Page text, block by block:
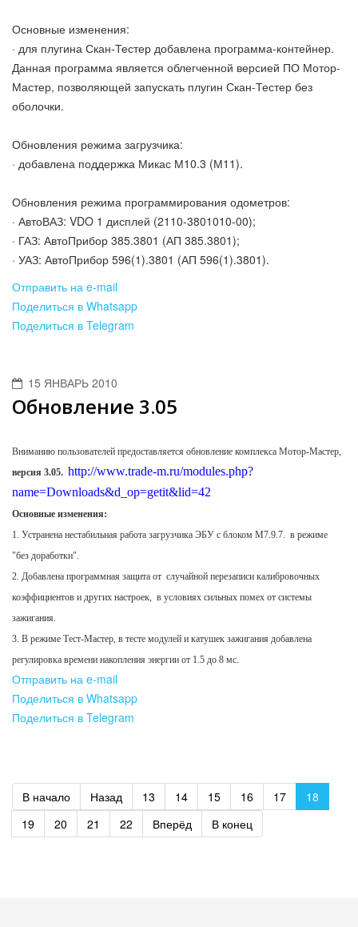
Основные изменения:
· для плугина Скан-Тестер добавлена программа-контейнер.
Данная программа является облегченной версией ПО Мотор-
Мастер, позволяющей запускать плугин Скан-Тестер без
оболочки.
Обновления режима загрузчика:
· добавлена поддержка Микас М10.3 (М11).
Обновления режима программирования одометров:
· АвтоВАЗ: VDO 1 дисплей (2110-3801010-00);
· ГАЗ: АвтоПрибор 385.3801 (АП 385.3801);
· УАЗ: АвтоПрибор 596(1).3801 (АП 596(1).3801).
Отправить на e-mail
Поделиться в Whatsapp
Поделиться в Telegram
15 ЯНВАРЬ 2010
Обновление 3.05
Вниманию пользователей предоставляется обновление комплекса Мотор-Мастер,
версия 3.05. http://www.trade-m.ru/modules.php?
name=Downloads&d_op=getit&lid=42
Основные изменения:
1. Устранена нестабильная работа загрузчика ЭБУ с блоком М7.9.7. в режиме
"без доработки".
2. Добавлена программная защита от случайной перезаписи калибровочных
коэффициентов и других настроек, в условиях сильных помех от системы
зажигания.
3. В режиме Тест-Мастер, в тесте модулей и катушек зажигания добавлена
регулировка времени накопления энергии от 1.5 до 8 мс.
Отправить на e-mail
Поделиться в Whatsapp
Поделиться в Telegram
В начало Назад 13 14 15 16 17
18
19
20 21 22 Вперёд В конец